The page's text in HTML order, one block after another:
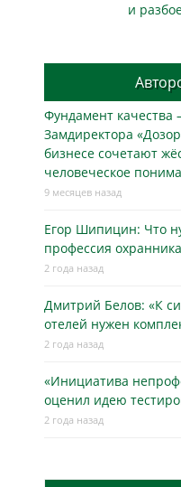
и
Фундамент качества
Замдиректора
бизнесe сочетают
человеческое
9 месяцев назад
Егор Шипицин: Что
профессия
2 года назад
Дмитрий Белов: «К
отелей нужен
2 года назад
«Инициатива
оценил идею
2 года назад